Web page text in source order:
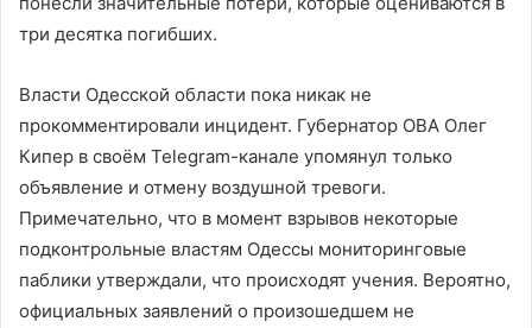
три десятка погибших.
Власти Одесской области пока никак не
прокомментировали инцидент. Губернатор ОВА Олег
Кипер в своём Telegram-канале упомянул только
объявление и отмену воздушной тревоги.
Примечательно, что в момент взрывов некоторые
подконтрольные властям Одессы мониторинговые
паблики утверждали, что происходят учения. Вероятно,
официальных заявлений о произошедшем не